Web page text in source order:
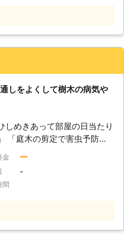
！ ※弊社受付の満足度調査よ
すので、剪定110番をよろし
いたします！
す。しかし、素人の方が剪定
頼くださいませ。 ●2級造
になるのは、職人の技術では
ょうか。わざわざお金を払っ
業者の仕上がりがイマイチな
と、お客様も納得ができない
の職人は、2級造
ます。この資格を取得するに
ためお客様の庭木を綺麗に仕
しをよくして樹木の病気や
しめきあって部屋の日当たり
「庭木の剪定で害虫予防が
では剪定できないから依頼し
会社FREE STYLEに剪定をご
利屋です。剪定は木の健康、
金 ー
-
間